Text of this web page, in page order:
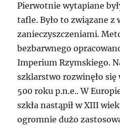
Pierwotnie wytapiane
tafle. Było to związane z
zanieczyszczeniami.
bezbarwnego
Imperium Rzymskiego.
szklarstwo rozwinęło się
500 roku p.n.e.. W
szkła nastąpił w XIII
ogromnie dużo